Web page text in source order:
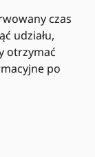
czas
udziału,
otrzymać
po